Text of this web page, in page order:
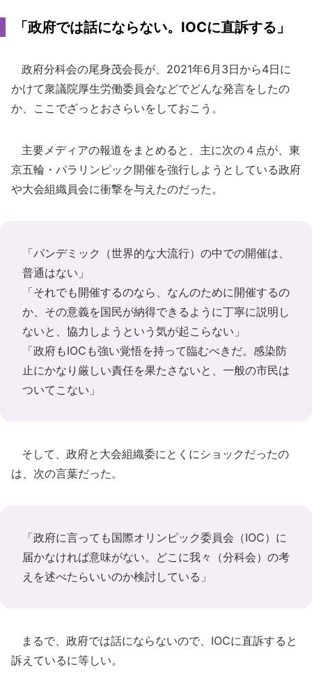
「政府では話にならない。IOCに直訴する」
政府分科会の尾身茂会長が、2021年6月3日から4日に
かけて衆議院厚生労働委員会などでどんな発言をしたの
か、ここでざっとおさらいをしておこう。
主要メディアの報道をまとめると、主に次の４点が、東
京五輪・パラリンピック開催を強行しようとしている政府
や大会組織員会に衝撃を与えたのだった。
「パンデミック（世界的な大流行）の中での開催は、
普通はない」
「それでも開催するのなら、なんのために開催するの
か、その意義を国民が納得できるように丁寧に説明し
ないと、協力しようという気が起こらない」
「政府もIOCも強い覚悟を持って臨むべきだ。感染防
止にかなり厳しい責任を果たさないと、一般の市民は
ついてこない」
そして、政府と大会組織委にとくにショックだったの
は、次の言葉だった。
「政府に言っても国際オリンピック委員会（IOC）に
届かなければ意味がない。どこに我々（分科会）の考
えを述べたらいいのか検討している」
まるで、政府では話にならないので、IOCに直訴すると
訴えているに等しい。